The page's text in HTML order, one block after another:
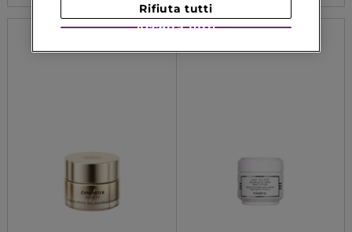
Rifiuta tutti
Accetta tutti